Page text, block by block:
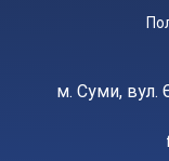
м. Суми, вул.